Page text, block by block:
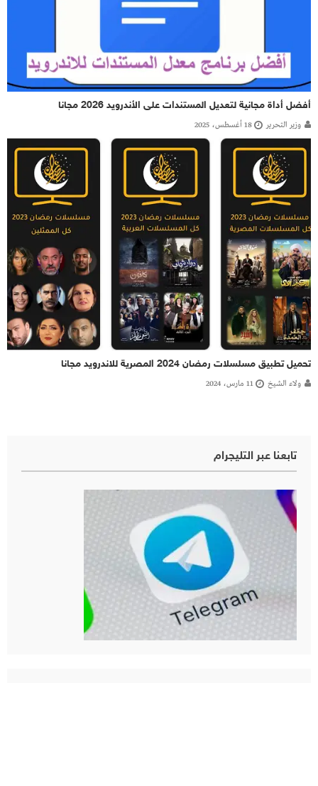
أفضل أداة مجانية لتعديل المستندات على الأندرويد 2026 مجانا
وزير التحرير 18 أغسطس، 2025
تحميل تطبيق مسلسلات رمضان 2024 المصرية للاندرويد مجانا
ولاء الشيخ 11 مارس، 2024
تابعنا عبر التليجرام